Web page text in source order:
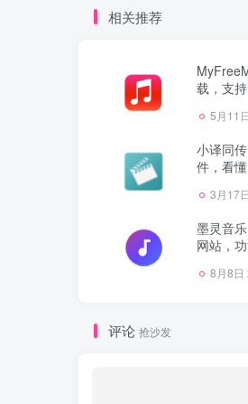
相关推荐
载，支
5月11
小译同
件，看
3月17
墨灵音
网站，
8月8日
评论 抢沙发